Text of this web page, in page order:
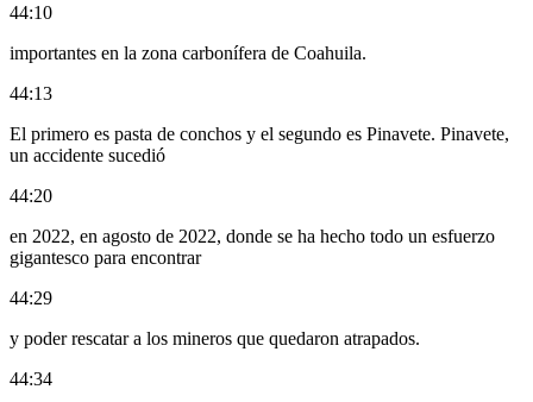
44:10
importantes en la zona carbonífera de Coahuila.
44:13
El primero es pasta de conchos y el segundo es Pinavete. Pinavete,
un accidente sucedió
44:20
en 2022, en agosto de 2022, donde se ha hecho todo un esfuerzo
gigantesco para encontrar
44:29
y poder rescatar a los mineros que quedaron atrapados.
44:34